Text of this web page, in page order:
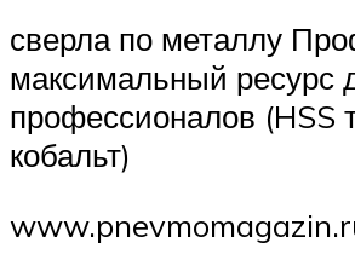
сверла по металлу
максимальный ресурс
профессионалов (HSS
кобальт)